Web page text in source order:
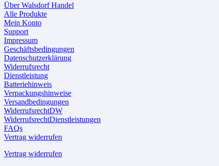
Über Walsdorf Handel
Alle Produkte
Mein Konto
Support
Impressum
Geschäftsbedingungen
Datenschutzerklärung
Widerrufsrecht
Dienstleistung
Batteriehinweis
Verpackungshinweise
Versandbedingungen
WiderrufsrechtDW
WiderrufsrechtDienstleistungen
FAQs
Vertrag widerrufen
Vertrag widerrufen